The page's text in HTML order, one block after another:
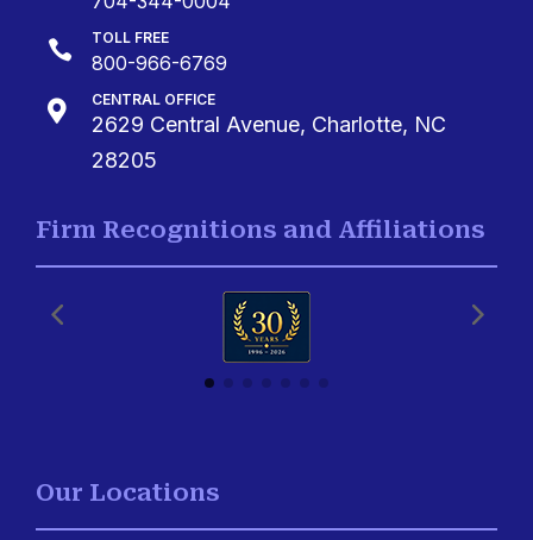
 TOLL FREE
800-966-6769
 CENTRAL OFFICE
2629 Central Avenue, Charlotte, NC
28205
Firm Recognitions and Affiliations
Our Locations